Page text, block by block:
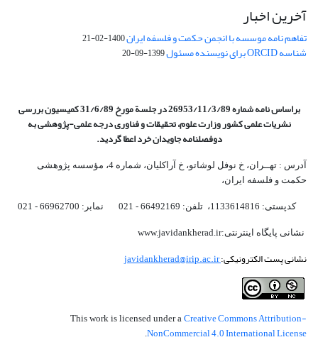
آخرین اخبار
تفاهم نامه موسسه با انجمن حکمت و فلسفه ایران1400-02-21
شناسه ORCID برای نویسنده مسئول 1399-09-20
براساس نامه شماره 26953/11/3/89 در جلسة مورخ 31/6/89 کمیسیون
بررسی
نشریات علمی کشور وزارت علوم، تحقیقات و فناوری درجه علمی‌-پژوهشیبه
دوفصلنامه جاویدان خرد اعطا گردید.
آدرس : تهــران، خ نوفل لوشاتو، خ آراکلیان، شماره 4،‌ مؤسسه پژوهشی
حکمت و فلسفه ایران،‌
کدپستی: 1133614816، تلفن: 66492169 - 021 نمابر: 66962700 - 021
نشانی پایگاه اینترنتی:www.javidankherad.ir
نشانی پست الکترونیکی:javidankherad@irip.ac.ir
This work is licensed under a Creative Commons Attribution-
NonCommercial 4.0 International License
.